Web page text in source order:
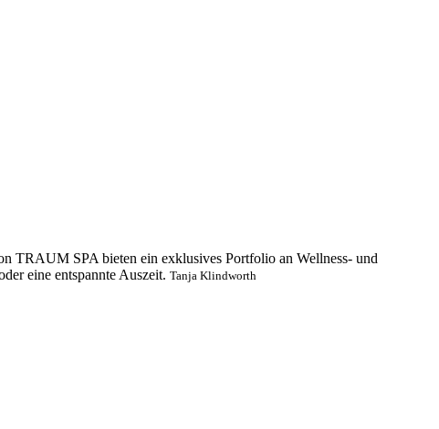
TRAUM SPA bieten ein exklusives Portfolio an Wellness- und
eine entspannte Auszeit. Tanja Klindworth